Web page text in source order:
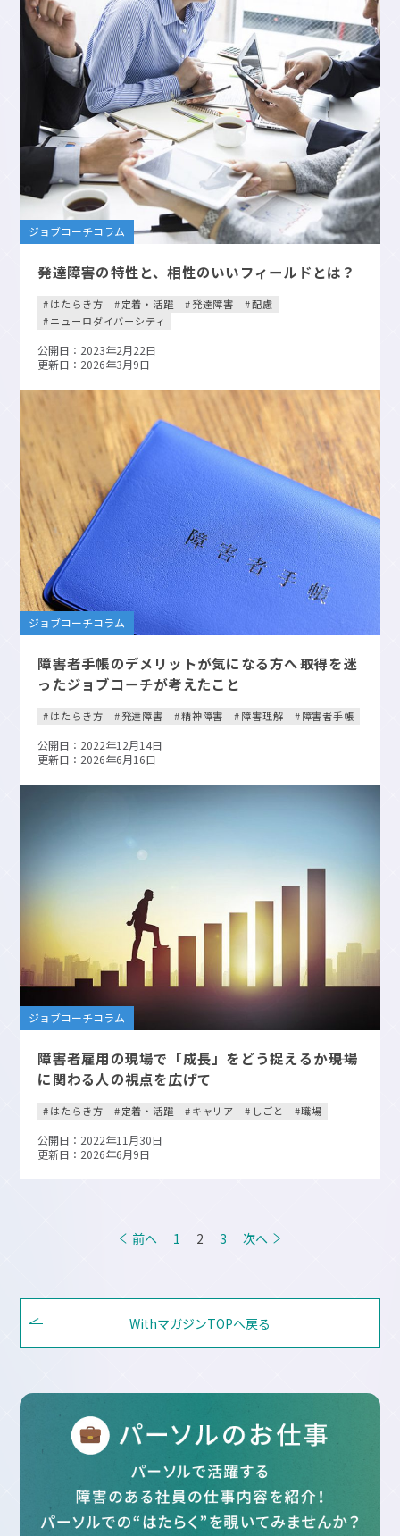
ジョブコーチコラム
発達障害の特性と、相性のいいフィールドとは？
はたらき方 定着・活躍 発達障害
配慮
ニューロダイバーシティ
公開日：2023年2月22日
更新日：2026年3月9日
ジョブコーチコラム
障害者手帳のデメリットが気になる方へ――取得を迷
ったジョブコーチが考えたこと
はたらき方 発達障害 精神障害 障害理解 障害者手帳
公開日：2022年12月14日
更新日：2026年6月16日
ジョブコーチコラム
障害者雇用の現場で「成長」をどう捉えるか――現場
に関わる人の視点を広げて
はたらき方 定着・活躍 キャリア しごと 職場
公開日：2022年11月30日
更新日：2026年6月9日
ペ
ー
ジ
り
前へ 1 2 3 次へ
WithマガジンTOPへ戻る